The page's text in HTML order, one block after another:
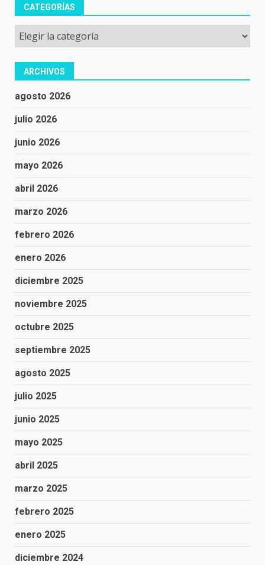
CATEGORÍAS
Categorías
ARCHIVOS
agosto 2026
julio 2026
junio 2026
mayo 2026
abril 2026
marzo 2026
febrero 2026
enero 2026
diciembre 2025
noviembre 2025
octubre 2025
septiembre 2025
agosto 2025
julio 2025
junio 2025
mayo 2025
abril 2025
marzo 2025
febrero 2025
enero 2025
diciembre 2024